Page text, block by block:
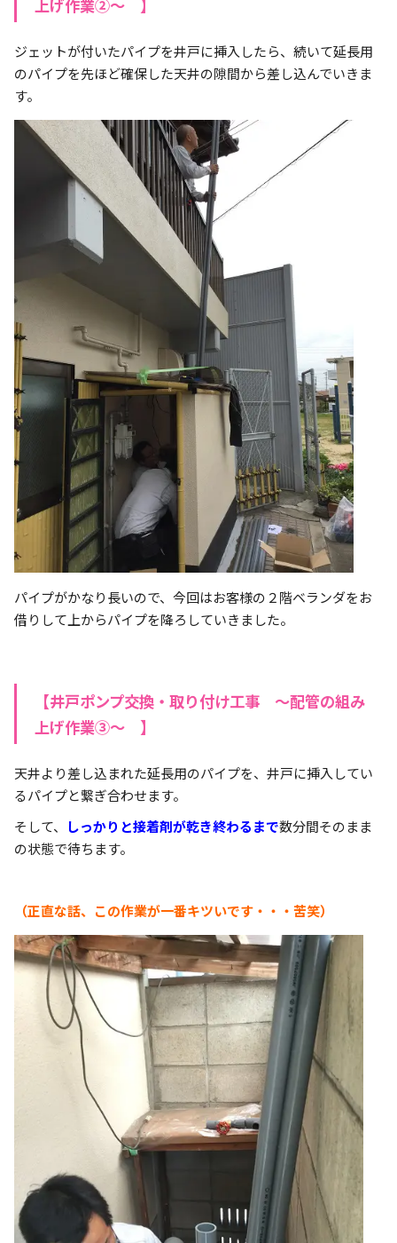
上げ作業②～ 】
ジェットが付いたパイプを井戸に挿入したら、続いて延長用
のパイプを先ほど確保した天井の隙間から差し込んでいきま
す。
パイプがかなり長いので、今回はお客様の２階ベランダをお
借りして上からパイプを降ろしていきました。
【井戸ポンプ交換・取り付け工事 ～配管の組み
上げ作業③～ 】
天井より差し込まれた延長用のパイプを、井戸に挿入してい
るパイプと繋ぎ合わせます。
そして、
しっかりと接着剤が乾き終わるまで数分間そのまま
の状態で待ちます。
（正直な話、この作業が一番キツいです・・・苦笑）